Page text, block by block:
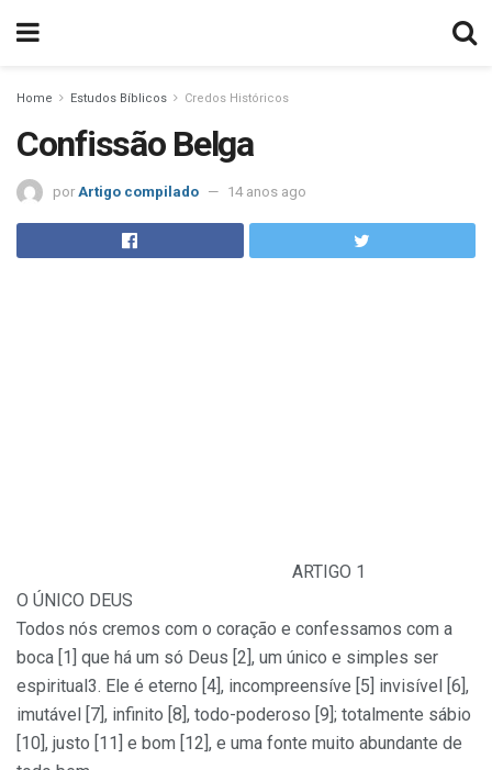
Home Estudos Bíblicos Credos Históricos
Confissão Belga
por Artigo compilado 14 anos ago
ARTIGO 1
O ÚNICO DEUS
Todos nós cremos com o coração e confessamos com a
boca [1] que há um só Deus [2], um único e simples ser
espiritual3. Ele é eterno [4], incompreensíve [5] invisível [6],
imutável [7], infinito [8], todo-poderoso [9]; totalmente sábio
[10], justo [11] e bom [12], e uma fonte muito abundante de